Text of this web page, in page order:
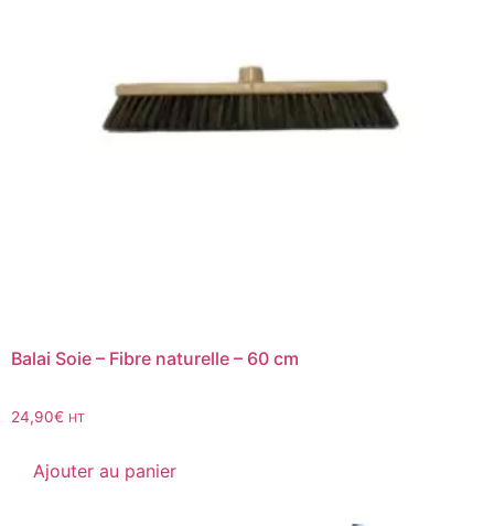
Balai Soie – Fibre naturelle – 60 cm
24,90€ HT
Ajouter au panier